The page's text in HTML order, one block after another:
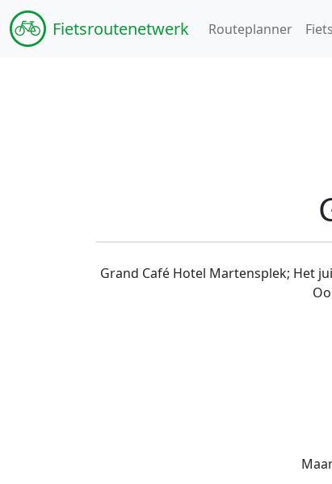
Fietsroutenetwerk Routeplanner
Grand Café Hotel Martensplek; Het